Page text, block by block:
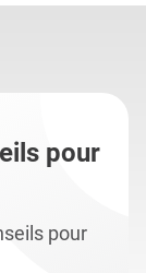
pour
pour